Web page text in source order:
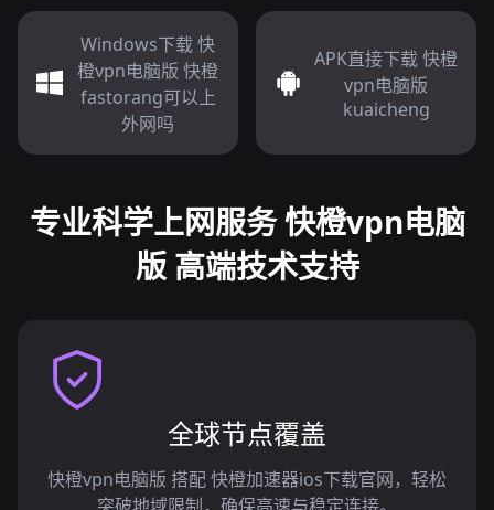
Windows下载 快
橙vpn电脑版 快橙
fastorang可以上
外网吗
APK直接下载 快橙
vpn电脑版
kuaicheng
专业科学上网服务 快橙vpn电脑
版 高端技术支持
全球节点覆盖
快橙vpn电脑版 搭配 快橙加速器ios下载官网，轻松